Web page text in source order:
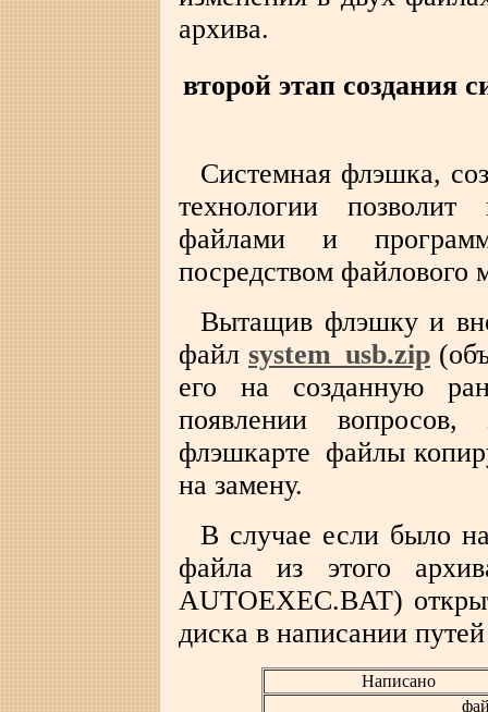
архива.
второй этап создания
Системная флэшка,
технологии позволит
файлами и
посредством файлового
Вытащив флэшку и
файл system_usb.zip
его на созданную
появлении
флэшкарте файлы
на замену.
В случае если было
файла из этого
AUTOEXEC.BAT)
диска в написании
Написано